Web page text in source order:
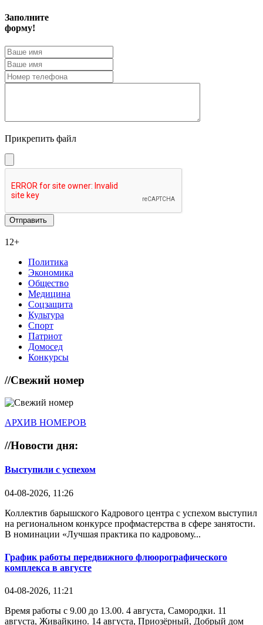
Заполните
форму!
Прикрепить файл
12+
Политика
Экономика
Общество
Медицина
Соцзащита
Культура
Спорт
Патриот
Домосед
Конкурсы
//Свежий номер
АРХИВ НОМЕРОВ
//Новости дня:
Выступили с успехом
04-08-2026, 11:26
Коллектив барышского Кадрового центра с успехом выступил
на региональном конкурсе профмастерства в сфере занятости.
В номинации «Лучшая практика по кадровому...
График работы передвижного флюорографического
комплекса в августе
04-08-2026, 11:21
Время работы с 9.00 до 13.00. 4 августа, Самородки. 11
августа, Живайкино. 14 августа, Приозёрный, Добрый дом